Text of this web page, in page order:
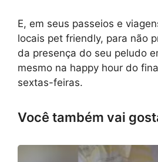
E, em seus passeios e
locais pet friendly, para não
da presença do seu peludo
mesmo na happy hour do
sextas-feiras.
Você também vai